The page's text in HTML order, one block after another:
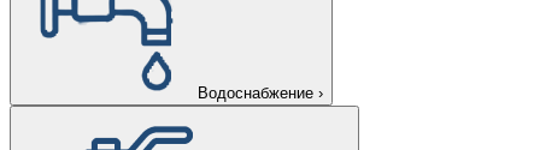
Водоснабжение ›